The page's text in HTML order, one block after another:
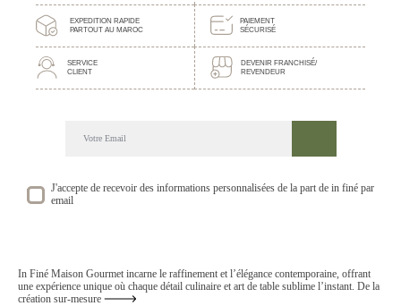
EXPEDITION RAPIDE
PARTOUT AU MAROC
PAIEMENT
SÉCURISÉ
SERVICE
CLIENT
DEVENIR FRANCHISÉ/
REVENDEUR
DECOUVREZ NOTRE NEWSLETTER GOURMANDE
SUIVEZ NOS ACTUALITE ET EVENEMENTS
J'accepte de recevoir des informations personnalisées de la part de in finé par
email
In Finé Maison Gourmet incarne le raffinement et l’élégance contemporaine, offrant
une expérience unique où chaque détail culinaire et art de table sublime l’instant. De la
création sur-mesure